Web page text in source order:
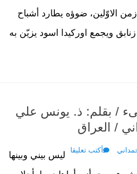
الاوّلين، ضوؤه يطارد أشباح
ويجمع اوركيدا اسود يزيّن به
/ بقلم: ذ. يونس علي
/ العراق
أكتب تعليقا
ليس بيني وبينها